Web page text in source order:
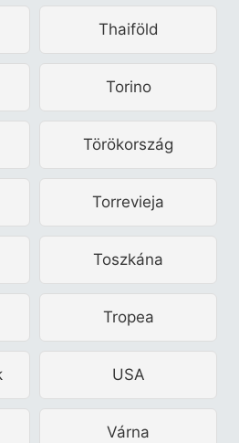
Thaiföld
Torino
Törökország
Torrevieja
Toszkána
Tropea
USA
Várna